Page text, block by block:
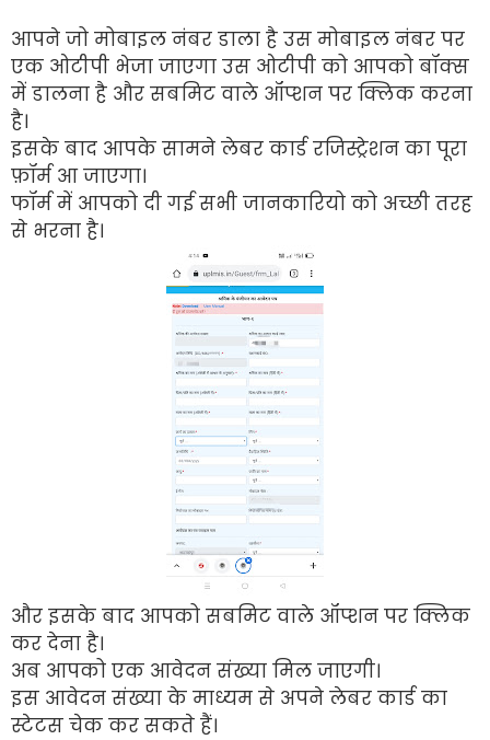
आपने जो मोबाइल नंबर डाला है उस मोबाइल नंबर पर
एक ओटीपी भेजा जाएगा उस ओटीपी को आपको बॉक्स
में डालना है और सबमिट वाले ऑप्शन पर क्लिक करना
है।
इसके बाद आपके सामने लेबर कार्ड रजिस्ट्रेशन का पूरा
फ़ॉर्म आ जाएगा।
फॉर्म में आपको दी गई सभी जानकारियो को अच्छी तरह
से भरना है।
और इसके बाद आपको सबमिट वाले ऑप्शन पर क्लिक
कर देना है।
अब आपको एक आवेदन संख्या मिल जाएगी।
इस आवेदन संख्या के माध्यम से अपने लेबर कार्ड का
स्टेटस चेक कर सकते हैं।